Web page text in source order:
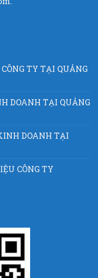
TY TẠI QUẢNG
DOANH TẠI QUẢNG
DOANH TẠI
CÔNG TY